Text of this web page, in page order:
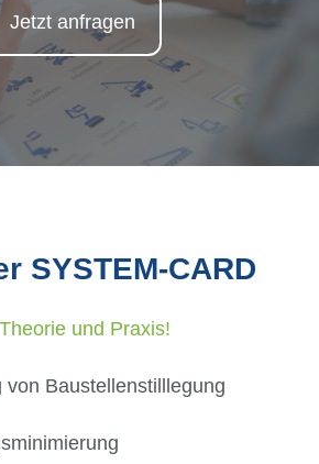
Jetzt anfragen
SYSTEM-CARD
und Praxis!
von Baustellenstilllegung